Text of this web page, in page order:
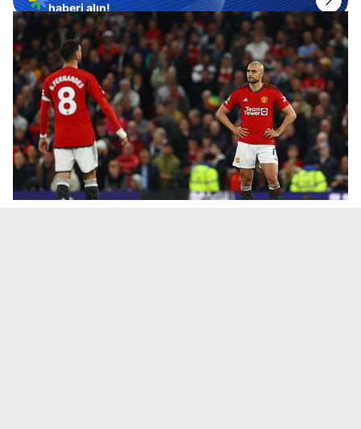
haberi alın!